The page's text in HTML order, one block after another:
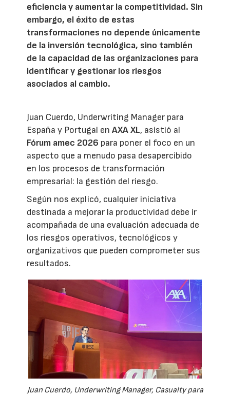
eficiencia y aumentar la competitividad. Sin
embargo, el éxito de estas
transformaciones no depende únicamente
de la inversión tecnológica, sino también
de la capacidad de las organizaciones para
identificar y gestionar los riesgos
asociados al cambio.
Juan Cuerdo, Underwriting Manager para
España y Portugal enAXA XL, asistió al
Fórum amec 2026 para poner el foco en un
aspecto que a menudo pasa desapercibido
en los procesos de transformación
empresarial: la gestión del riesgo.
Según nos explicó, cualquier iniciativa
destinada a mejorar la productividad debe ir
acompañada de una evaluación adecuada de
los riesgos operativos, tecnológicos y
organizativos que pueden comprometer sus
resultados.
Juan Cuerdo, Underwriting Manager, Casualty para